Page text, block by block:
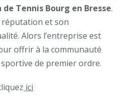
Tennis Bourg en Bresse.
réputation et son
Alors l’entreprise est
offrir à la communauté
de premier ordre.
ici